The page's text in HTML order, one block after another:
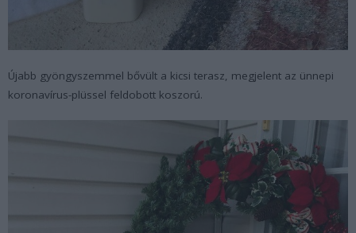
Újabb gyöngyszemmel bővült a kicsi terasz, megjelent az ünnepi
koronavírus-plüssel feldobott koszorú.